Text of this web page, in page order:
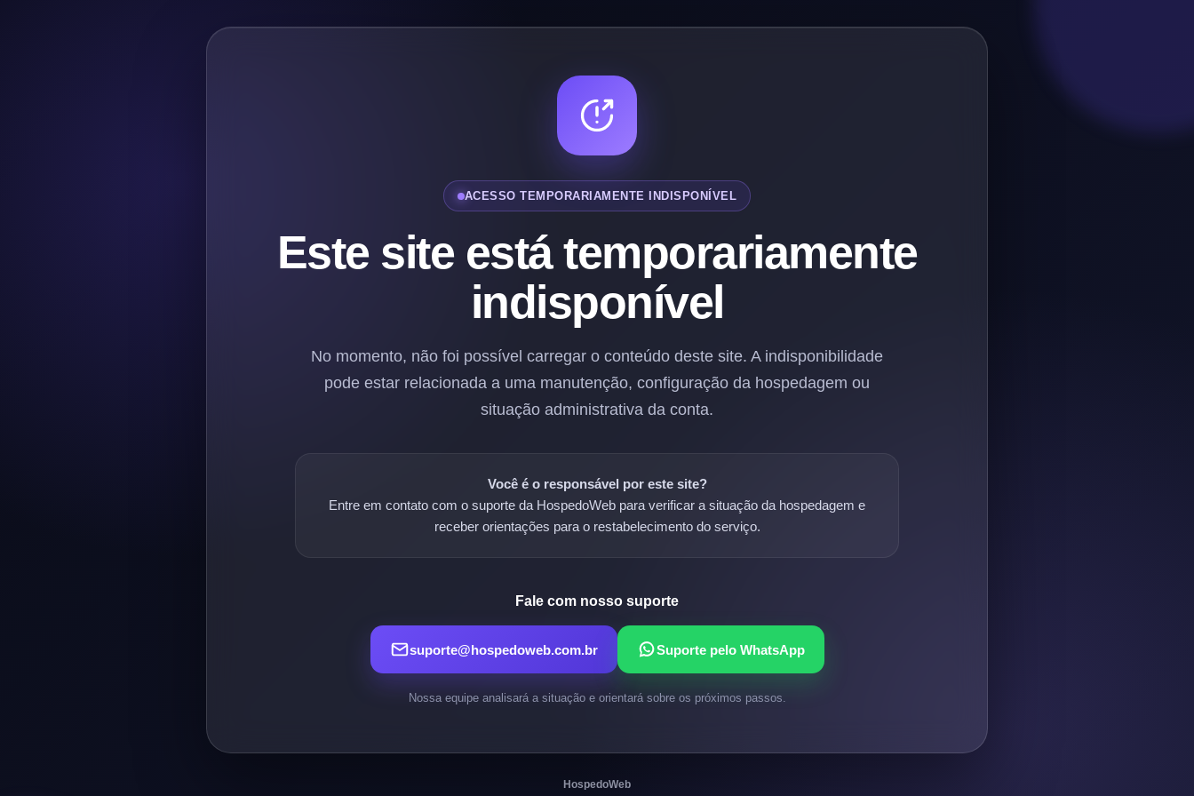
ACESSO TEMPORARIAMENTE INDISPONÍVEL
Este site está temporariamente
indisponível
No momento, não foi possível carregar o conteúdo deste site. A indisponibilidade
pode estar relacionada a uma manutenção, configuração da hospedagem ou
situação administrativa da conta.
Você é o responsável por este site?
Entre em contato com o suporte da HospedoWeb para verificar a situação da hospedagem e
receber orientações para o restabelecimento do serviço.
Fale com nosso suporte
suporte@hospedoweb.com.br Suporte pelo WhatsApp
Nossa equipe analisará a situação e orientará sobre os próximos passos.
HospedoWeb